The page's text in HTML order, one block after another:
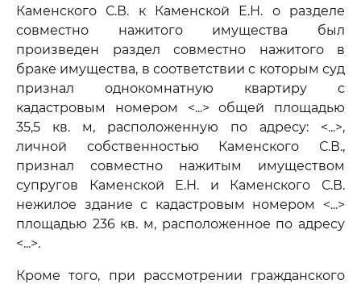
Каменского С.В. к Каменской Е.Н. о разделе
совместно нажитого имущества был
произведен раздел совместно нажитого в
браке имущества, в соответствии с которым суд
признал однокомнатную квартиру с
кадастровым номером <...> общей площадью
35,5 кв. м, расположенную по адресу: <...>,
личной собственностью Каменского С.В.,
признал совместно нажитым имуществом
супругов Каменской Е.Н. и Каменского С.В.
нежилое здание с кадастровым номером <...>
площадью 236 кв. м, расположенное по адресу
<...>.
Кроме того, при рассмотрении гражданского